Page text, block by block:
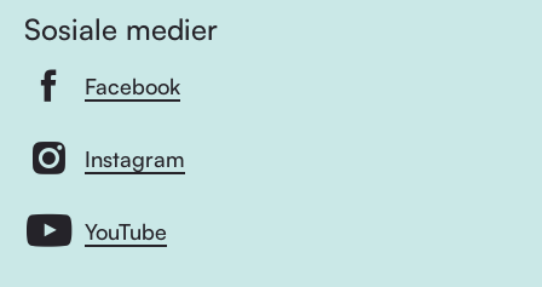
Sosiale medier
Facebook
Instagram
YouTube